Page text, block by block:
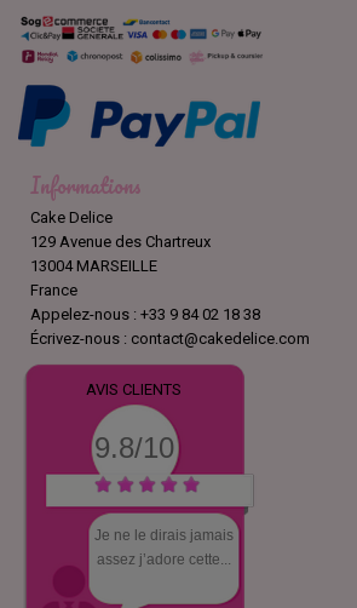
Informations
Cake Delice
129 Avenue des Chartreux
13004 MARSEILLE
France
Appelez-nous : +33 9 84 02 18 38
Écrivez-nous : contact@cakedelice.com
AVIS CLIENTS
9.8/10
Je ne le dirais jamais
assez j’adore cette...